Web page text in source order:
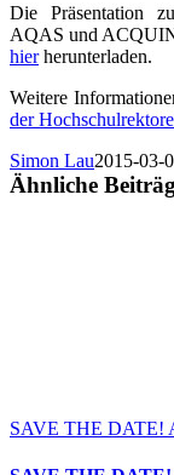
Die Präsentation
AQAS und
hierherunterladen.
Weitere
der
Simon Lau2015-03-
Ähnliche
SAVE THE DATE!